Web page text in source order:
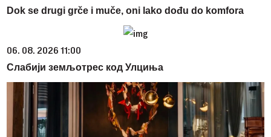
Dok se drugi grče i muče, oni lako dođu do komfora
06. 08. 2026 11:00
Слабији земљотрес код Улциња